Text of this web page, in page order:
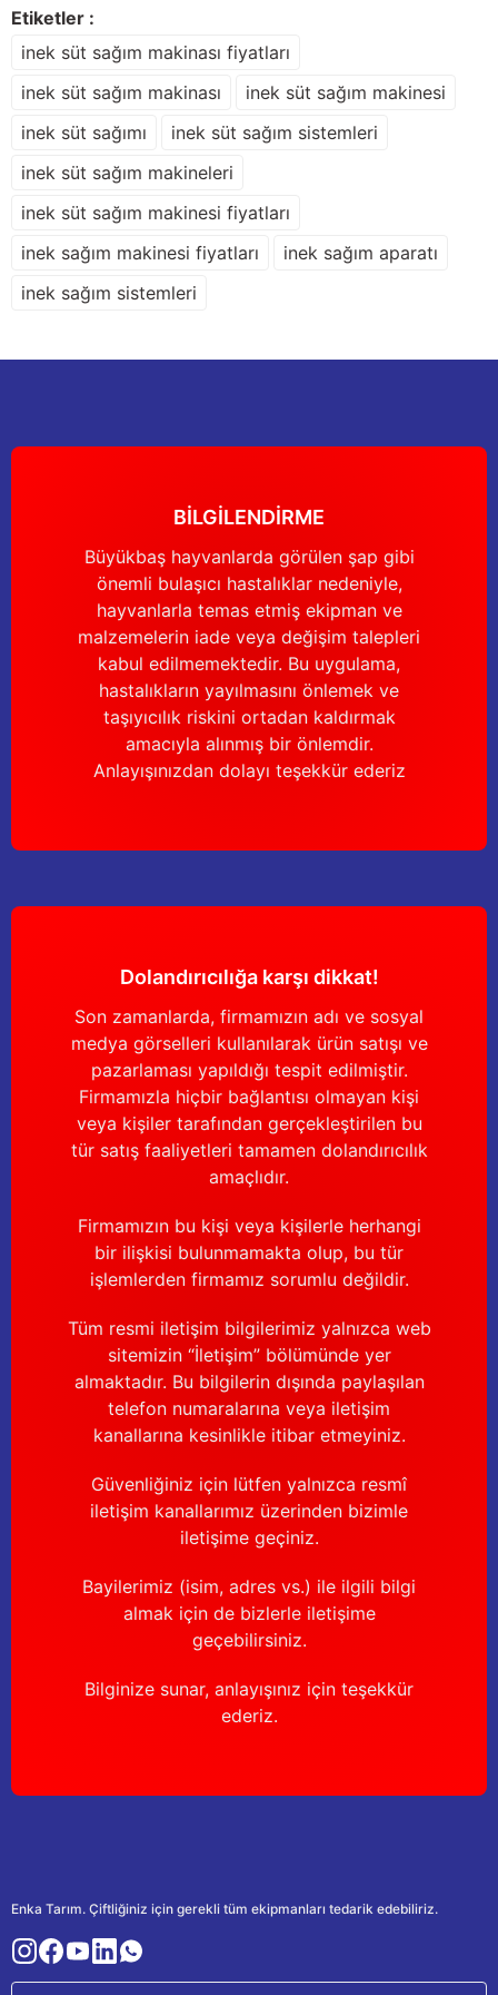
Ürün resmi kalitesiz, bozuk veya görüntülenemiyor.
Ürün fiyatı diğer sitelerden daha pahalı.
Bu ürüne benzer farklı alternatifler olmalı.
Deneyimini Paylaş
Etiketler :
inek süt sağım makinası fiyatları
inek süt sağım makinası
inek süt sağım makinesi
inek süt sağımı
inek süt sağım sistemleri
inek süt sağım makineleri
inek süt sağım makinesi fiyatları
inek sağım makinesi fiyatları
inek sağım aparatı
inek sağım sistemleri
BİLGİLENDİRME
Büyükbaş hayvanlarda görülen şap gibi
önemli bulaşıcı hastalıklar nedeniyle,
hayvanlarla temas etmiş ekipman ve
malzemelerin iade veya değişim talepleri
kabul edilmemektedir. Bu uygulama,
hastalıkların yayılmasını önlemek ve
taşıyıcılık riskini ortadan kaldırmak
amacıyla alınmış bir önlemdir.
Anlayışınızdan dolayı teşekkür ederiz
Dolandırıcılığa karşı dikkat!
Son zamanlarda, firmamızın adı ve sosyal
medya görselleri kullanılarak ürün satışı ve
pazarlaması yapıldığı tespit edilmiştir.
Firmamızla hiçbir bağlantısı olmayan kişi
veya kişiler tarafından gerçekleştirilen bu
tür satış faaliyetleri tamamen dolandırıcılık
amaçlıdır.
Firmamızın bu kişi veya kişilerle herhangi
bir ilişkisi bulunmamakta olup, bu tür
işlemlerden firmamız sorumlu değildir.
Tüm resmi iletişim bilgilerimiz yalnızca web
sitemizin “İletişim” bölümünde yer
almaktadır. Bu bilgilerin dışında paylaşılan
telefon numaralarına veya iletişim
kanallarına kesinlikle itibar etmeyiniz.
Güvenliğiniz için lütfen yalnızca resmî
iletişim kanallarımız üzerinden bizimle
iletişime geçiniz.
Bayilerimiz (isim, adres vs.) ile ilgili bilgi
almak için de bizlerle iletişime
geçebilirsiniz.
Bilginize sunar, anlayışınız için teşekkür
ederiz.
Enka Tarım. Çiftliğiniz için gerekli tüm ekipmanları tedarik edebiliriz.